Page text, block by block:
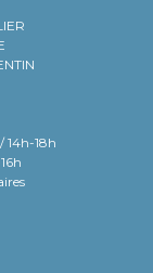
14h-18h